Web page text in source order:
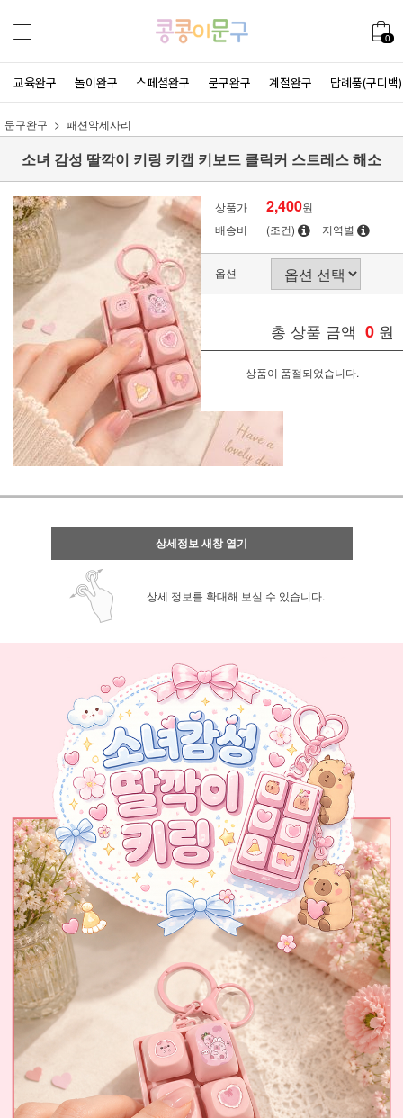
0
교육완구 놀이완구 스페셜완구 문구완구 계절완구 답례품(구디백)
문구완구 패션악세사리
소녀 감성 딸깍이 키링 키캡 키보드 클릭커 스트레스 해소
상품가 2,400원
배송비
(조건) 지역별
옵션
총 상품 금액 0 원
상품이 품절되었습니다.
상세정보 새창 열기
상세 정보를 확대해 보실 수 있습니다.